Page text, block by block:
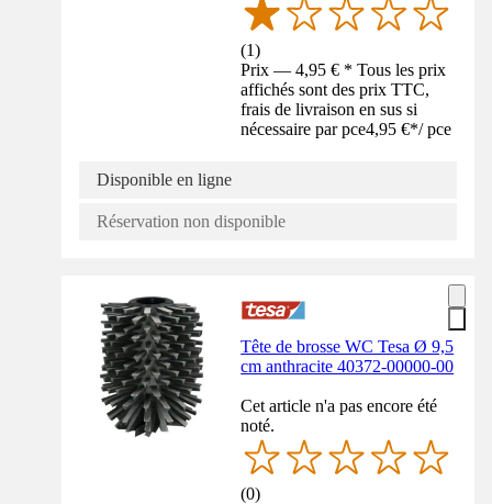
(1)
Prix — 4,95 € * Tous les prix
affichés sont des prix TTC,
frais de livraison en sus si
nécessaire par pce4,95 €*/ pce
Disponible en ligne
Réservation non disponible
Tête de brosse WC Tesa Ø 9,5
cm anthracite 40372-00000-00
Cet article n'a pas encore été
noté.
(0)